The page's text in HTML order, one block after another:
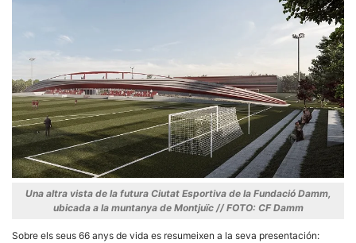
Una altra vista de la futura Ciutat Esportiva de la Fundació Damm,
ubicada a la muntanya de Montjuïc // FOTO: CF Damm
Sobre els seus 66 anys de vida es resumeixen a la seva presentación: